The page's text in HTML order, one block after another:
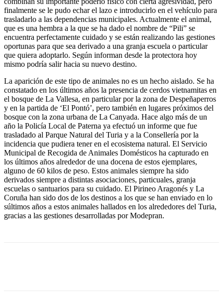
finalmente se le pudo echar el lazo e introducirlo en el vehículo para
trasladarlo a las dependencias municipales. Actualmente el animal,
que es una hembra a la que se ha dado el nombre de “Pili” se
encuentra perfectamente cuidado y se están realizando las gestiones
oportunas para que sea derivado a una granja escuela o particular
que quiera adoptarlo. Según informan desde la protectora hoy
mismo podría salir hacia su nuevo destino.
La aparición de este tipo de animales no es un hecho aislado. Se ha
constatado en los últimos años la presencia de cerdos vietnamitas en
el bosque de La Vallesa, en particular por la zona de Despeñaperros
y en la partida de ‘El Pontó’, pero también en lugares próximos del
bosque con la zona urbana de La Canyada. Hace algo más de un
año la Policía Local de Paterna ya efectuó un informe que fue
trasladado al Parque Natural del Turia y a la Consellería por la
incidencia que pudiera tener en el ecosistema natural. El Servicio
Municipal de Recogida de Animales Domésticos ha capturado en
los últimos años alrededor de una docena de estos ejemplares,
alguno de 60 kilos de peso. Estos animales siempre ha sido
derivados siempre a distintas asociaciones, particuales, granja
escuelas o santuarios para su cuidado. El Pirineo Aragonés y La
Coruña han sido dos de los destinos a los que se han enviado en lo
súltimos años a estos animales hallados en los alrededores del Turia,
gracias a las gestiones desarrolladas por Modepran.